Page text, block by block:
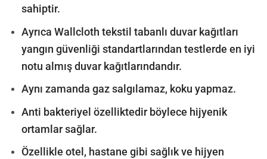
sahiptir.
Ayrıca Wallcloth tekstil tabanlı duvar kağıtları
yangın güvenliği standartlarından testlerde en iyi
notu almış duvar kağıtlarındandır.
Aynı zamanda gaz salgılamaz, koku yapmaz.
Anti bakteriyel özelliktedir böylece hijyenik
ortamlar sağlar.
Özellikle otel, hastane gibi sağlık ve hijyen